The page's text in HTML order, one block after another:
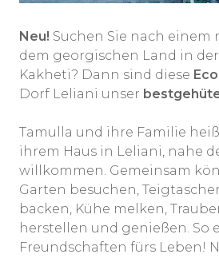
Neu! Suchen Sie nach einem
dem georgischen Land in
Kakheti? Dann sind diese
Dorf Leliani unser
Tamulla und ihre Familie
ihrem Haus in Leliani, nahe
willkommen. Gemeinsam
Garten besuchen,
backen, Kühe melken,
herstellen und genießen. So
Freundschaften fürs Leben!